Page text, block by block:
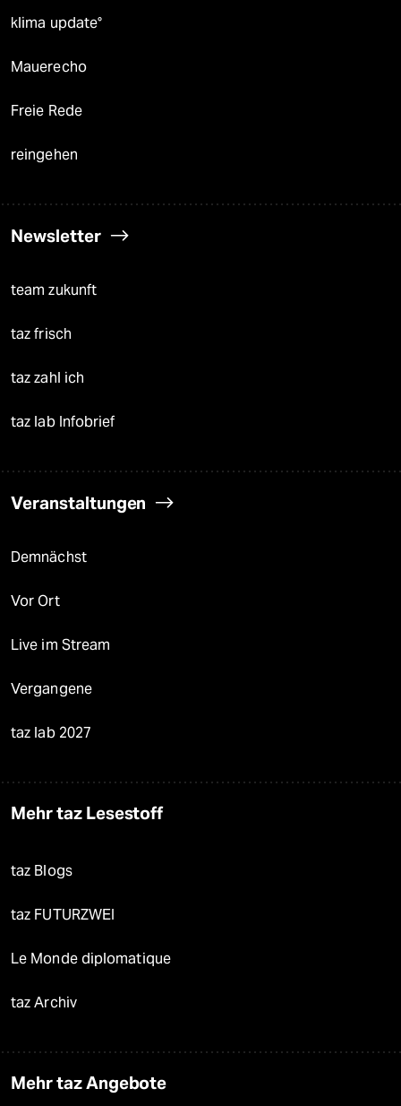
klima update°
Mauerecho
Freie Rede
reingehen
Newsletter
team zukunft
taz frisch
taz zahl ich
taz lab Infobrief
Veranstaltungen
Demnächst
Vor Ort
Live im Stream
Vergangene
taz lab 2027
Mehr taz Lesestoff
taz Blogs
taz FUTURZWEI
Le Monde diplomatique
taz Archiv
Mehr taz Angebote